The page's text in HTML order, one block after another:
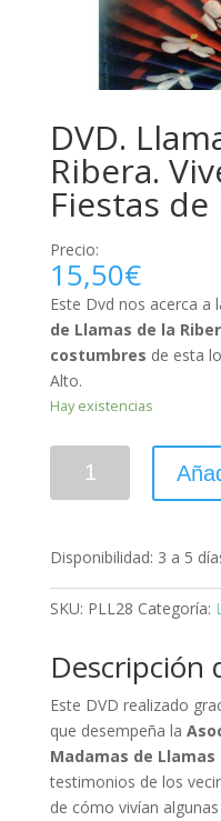
DVD.
Ribera.
Fiestas
Precio:
15,50€
Este Dvd nos acerca a
de Llamas de la
costumbres de esta
Alto.
Hay existencias
Disponibilidad: 3 a 5
SKU: PLL28 Categoría:
Descripción
Este DVD realizado
que desempeña la
Madamas de Llamas
testimonios de los
de cómo vivían